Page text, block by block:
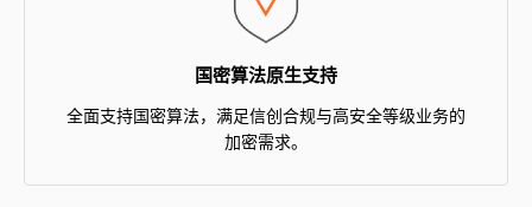
国密算法原生支持
全面支持国密算法，满足信创合规与高安全等级业务的
加密需求。